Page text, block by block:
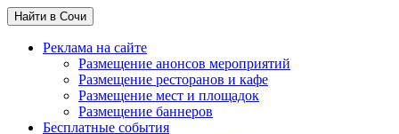
Найти в Сочи
Реклама на сайте
Размещение анонсов мероприятий
Размещение ресторанов и кафе
Размещение мест и площадок
Размещение баннеров
Бесплатные события